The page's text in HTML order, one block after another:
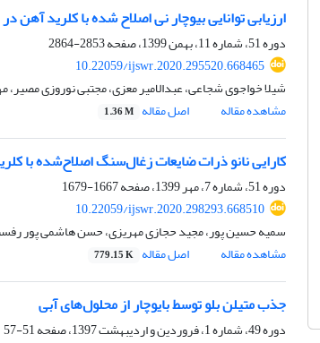
ارزیابی توانایی بیوچار نی اصلاح شده با کلرید آهن
دوره 51، شماره 11، بهمن 1399، صفحه
2853-2864
10.22059/ijswr.2020.295520.668465
شیلا خواجوی شجاعی، عبدالامیر معزی، مجتبی نوروزی مصیر،
مشاهده مقاله
اصل مقاله 1.36 M
کارایی نانو ذرات ضایعات زغال‌سنگ اصلاح‌شده‌ با
دوره 51، شماره 7، مهر 1399، صفحه
1667-1679
10.22059/ijswr.2020.298293.668510
سمیه حسین پور، مجید حجازی مهریزی، حسن هاشمی پور
مشاهده مقاله
اصل مقاله 779.15 K
جذب متیلن بلو توسط بایوچار از محلول‌های آبی
دوره 49، شماره 1، فروردین و اردیبهشت 1397، صفحه
51-57